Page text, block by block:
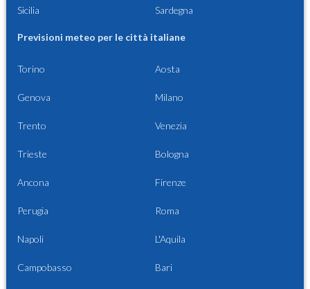
Sicilia Sardegna
Previsioni meteo per le città italiane
Torino Aosta
Genova Milano
Trento Venezia
Trieste Bologna
Ancona Firenze
Perugia Roma
Napoli L'Aquila
Campobasso Bari